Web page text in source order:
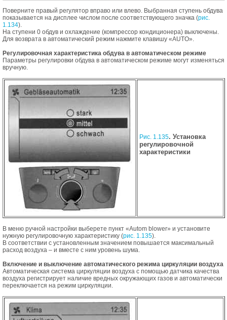
Поверните правый регулятор вправо или влево. Выбранная ступень обдува
показывается на дисплее числом после соответствующего значка (рис.
1.134).
На ступени 0 обдув и охлаждение (компрессор кондиционера) выключены.
Для возврата в автоматический режим нажмите клавишу «AUTO».
Регулировочная характеристика обдува в автоматическом режиме
Параметры регулировки обдува в автоматическом режиме могут изменяться
вручную.
Рис. 1.135. Установка
регулировочной
характеристики
В меню ручной настройки выберете пункт «Autom blower» и установите
нужную регулировочную характеристику (рис. 1.135).
В соответствии с установленным значением повышается максимальный
расход воздуха – и вместе с ним уровень шума.
Включение и выключение автоматического режима циркуляции воздуха
Автоматическая система циркуляции воздуха с помощью датчика качества
воздуха регистрирует наличие вредных окружающих газов и автоматически
переключается на режим циркуляции.